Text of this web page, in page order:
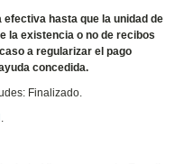
efectiva hasta que la unidad de
la existencia o no de recibos
a regularizar el pago
concedida.
Finalizado.
.